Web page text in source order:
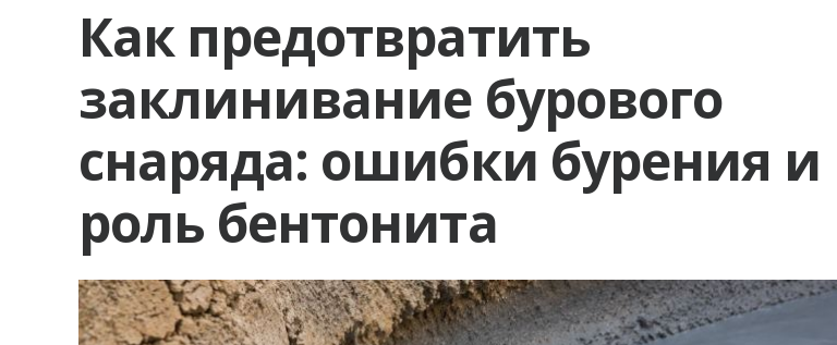
Как предотвратить
заклинивание бурового
снаряда: ошибки бурения и
роль бентонита